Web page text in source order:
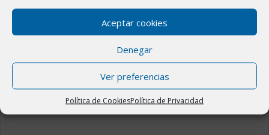
Aceptar cookies
Denegar
Ver preferencias
Política de CookiesPolítica de Privacidad
Bolsa de alquiler o venta de viviendas en Novillas
Fiestas de San Jorge 2023 en Novillas
14 abril, 2023
El Plan “La Administración Cerca de Ti” en Novillas
31 marzo, 2023